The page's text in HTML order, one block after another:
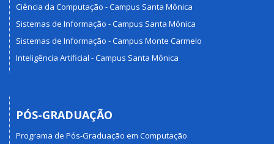
Ciência da Computação - Campus Santa Mônica
Sistemas de Informação - Campus Santa Mônica
Sistemas de Informação - Campus Monte Carmelo
Inteligência Artificial - Campus Santa Mônica
PÓS-GRADUAÇÃO
Programa de Pós-Graduação em Computação